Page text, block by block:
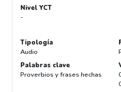
Nivel YCT
-
Tipología
Audio
Palabras clave
Proverbios y frases hechas